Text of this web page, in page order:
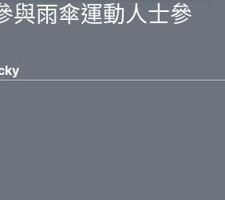
與雨傘運動人士參